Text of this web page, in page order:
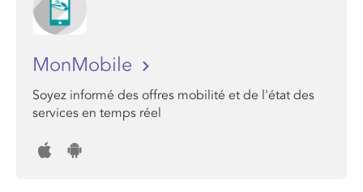
MonMobile
Soyez informé des offres mobilité et de l'état des
services en temps réel